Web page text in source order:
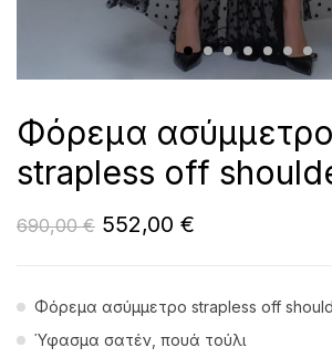
Φόρεμα ασύμμετρο
strapless off
690,00€ 552,00 €
Φόρεμα ασύμμετρο strapless off
Ύφασμα σατέν, πουά τούλι